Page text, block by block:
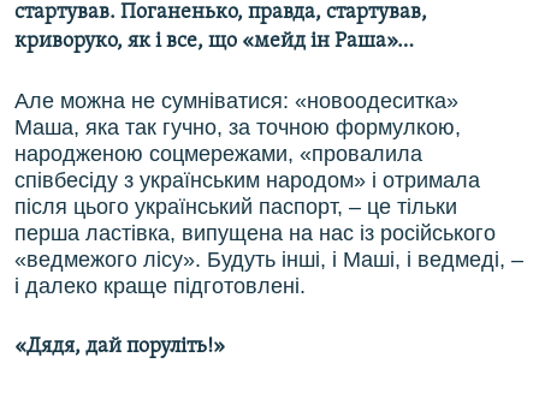
стартував. Поганенько, правда, стартував,
криворуко, як і все, що «мейд ін Раша»…
Але можна не сумніватися: «новоодеситка»
Маша, яка так гучно, за точною формулкою,
народженою соцмережами, «провалила
співбесіду з українським народом» і отримала
після цього український паспорт, – це тільки
перша ластівка, випущена на нас із російського
«ведмежого лісу». Будуть інші, і Маші, і ведмеді, –
і далеко краще підготовлені.
«Дядя, дай поруліть!»